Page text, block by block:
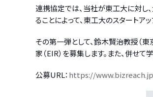
連携協定では、当社が東工大に対し
ることによって、東工大のスタート
その第一弾として、鈴木賢治教授（
家（EIR）を募集します。また、併せ
公募URL： https://